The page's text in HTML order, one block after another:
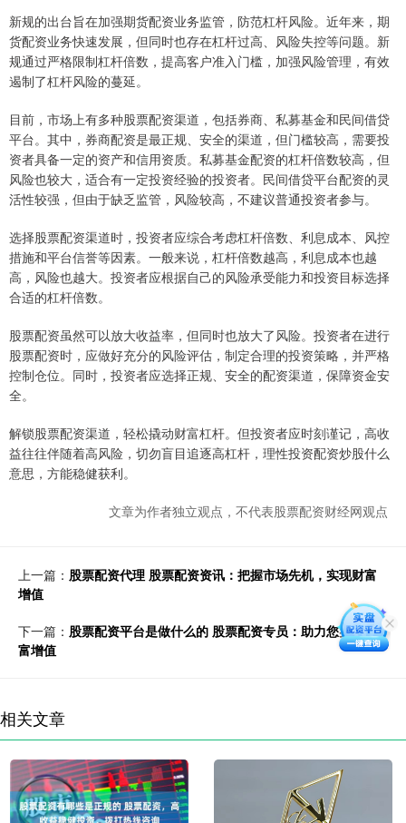
新规的出台旨在加强期货配资业务监管，防范杠杆风险。近年来，期
货配资业务快速发展，但同时也存在杠杆过高、风险失控等问题。新
规通过严格限制杠杆倍数，提高客户准入门槛，加强风险管理，有效
遏制了杠杆风险的蔓延。
目前，市场上有多种股票配资渠道，包括券商、私募基金和民间借贷
平台。其中，券商配资是最正规、安全的渠道，但门槛较高，需要投
资者具备一定的资产和信用资质。私募基金配资的杠杆倍数较高，但
风险也较大，适合有一定投资经验的投资者。民间借贷平台配资的灵
活性较强，但由于缺乏监管，风险较高，不建议普通投资者参与。
选择股票配资渠道时，投资者应综合考虑杠杆倍数、利息成本、风控
措施和平台信誉等因素。一般来说，杠杆倍数越高，利息成本也越
高，风险也越大。投资者应根据自己的风险承受能力和投资目标选择
合适的杠杆倍数。
股票配资虽然可以放大收益率，但同时也放大了风险。投资者在进行
股票配资时，应做好充分的风险评估，制定合理的投资策略，并严格
控制仓位。同时，投资者应选择正规、安全的配资渠道，保障资金安
全。
解锁股票配资渠道，轻松撬动财富杠杆。但投资者应时刻谨记，高收
益往往伴随着高风险，切勿盲目追逐高杠杆，理性投资配资炒股什么
意思，方能稳健获利。
文章为作者独立观点，不代表股票配资财经网观点
上一篇： 股票配资代理 股票配资资讯：把握市场先机，实现财富
增值
下一篇： 股票配资平台是做什么的 股票配资专员：助力您实现财
富增值
相关文章